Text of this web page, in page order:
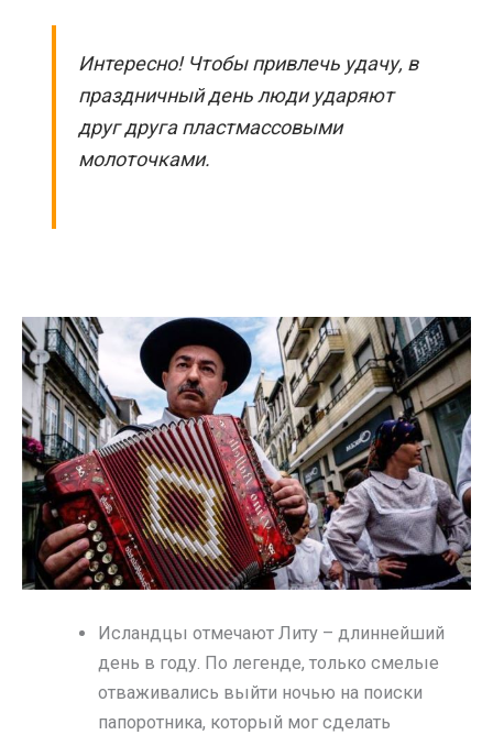
Интересно! Чтобы привлечь удачу, в
праздничный день люди ударяют
друг друга пластмассовыми
молоточками.
Исландцы отмечают Литу – длиннейший
день в году. По легенде, только смелые
отваживались выйти ночью на поиски
папоротника, который мог сделать